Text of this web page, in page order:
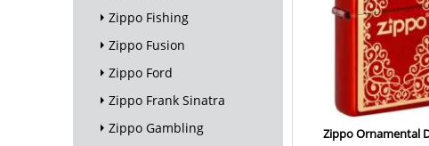
Zippo Fishing
Zippo Fusion
Zippo Ford
Zippo Frank Sinatra
Zippo Gambling
Zippo Ornamental